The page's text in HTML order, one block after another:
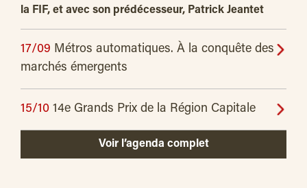
la FIF, et avec son prédécesseur, Patrick Jeantet
17/09 Métros automatiques. À la conquête des
marchés émergents
15/10 14e Grands Prix de la Région Capitale
Voir l’agenda complet